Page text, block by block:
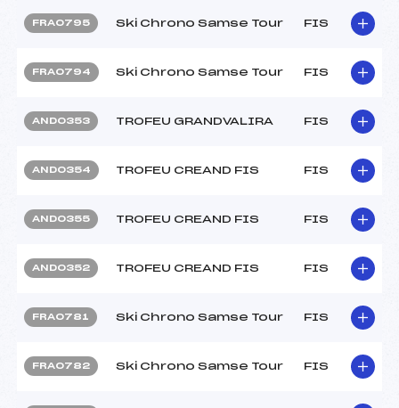
FRA0795 Ski Chrono Samse Tour FIS
FRA0794 Ski Chrono Samse Tour FIS
AND0353 TROFEU GRANDVALIRA FIS
AND0354 TROFEU CREAND FIS FIS
AND0355 TROFEU CREAND FIS FIS
AND0352 TROFEU CREAND FIS FIS
FRA0781 Ski Chrono Samse Tour FIS
FRA0782 Ski Chrono Samse Tour FIS